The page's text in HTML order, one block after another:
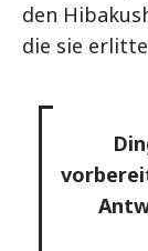
den
die sie